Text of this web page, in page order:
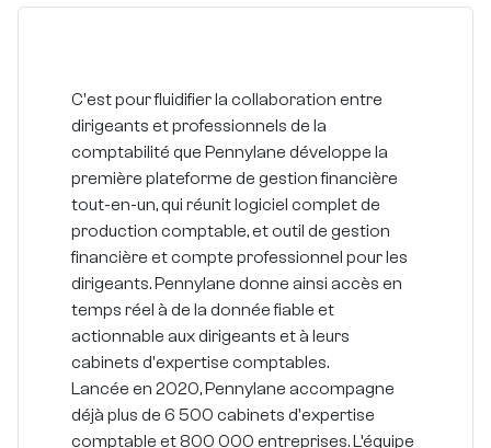
C'est pourfluidifier la collaboration entre
dirigeants et professionnels de la
comptabilité que Pennylane développe la
première plateforme de gestion financière
tout-en-un, qui réunit logiciel complet de
production comptable, et outil de gestion
financière et compte professionnel pour les
dirigeants.Pennylane donne ainsi accès en
temps réel à de la donnée fiable et
actionnable aux dirigeants et à leurs
cabinets d'expertise comptables.
Lancée en 2020, Pennylane accompagne
déjà plus de 6 500 cabinets d'expertise
comptable et 800 000 entreprises. L’équipe